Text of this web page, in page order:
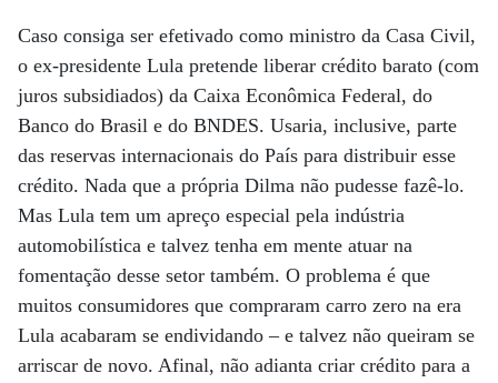
Caso consiga ser efetivado como ministro da Casa Civil,
o ex-presidente Lula pretende liberar crédito barato (com
juros subsidiados) da Caixa Econômica Federal, do
Banco do Brasil e do BNDES. Usaria, inclusive, parte
das reservas internacionais do País para distribuir esse
crédito. Nada que a própria Dilma não pudesse fazê-lo.
Mas Lula tem um apreço especial pela indústria
automobilística e talvez tenha em mente atuar na
fomentação desse setor também. O problema é que
muitos consumidores que compraram carro zero na era
Lula acabaram se endividando – e talvez não queiram se
arriscar de novo. Afinal, não adianta criar crédito para a